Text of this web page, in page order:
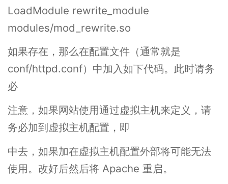
LoadModule rewrite_module
modules/mod_rewrite.so
如果存在，那么在配置文件（通常就是
conf/httpd.conf）中加入如下代码。此时请务
必
注意，如果网站使用通过虚拟主机来定义，请
务必加到虚拟主机配置，即
中去，如果加在虚拟主机配置外部将可能无法
使用。改好后然后将 Apache 重启。